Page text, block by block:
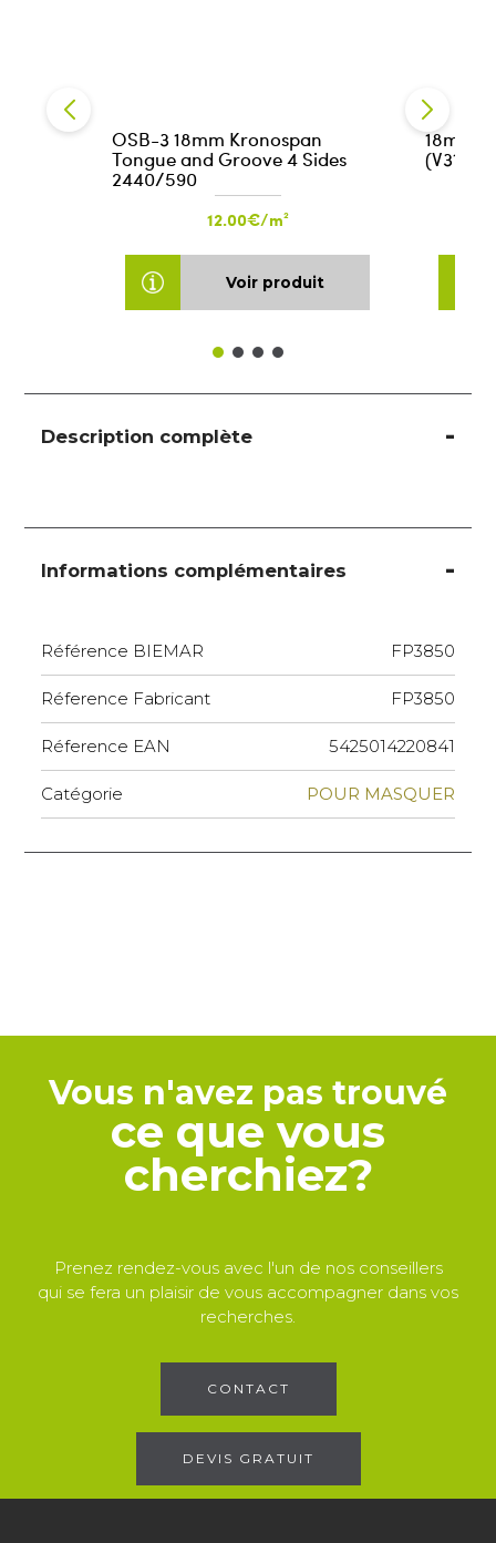
OSB-3 18mm Kronospan
Tongue and Groove 4 Sides
2440/590
12.00€/m²
Voir produit
18mm
(V313
Description complète
Informations complémentaires
Référence BIEMAR FP3850
Réference Fabricant FP3850
Réference EAN 5425014220841
Catégorie POUR MASQUER
Vous n'avez pas trouvé
ce que vous
cherchiez?
Prenez rendez-vous avec l'un de nos conseillers
qui se fera un plaisir de vous accompagner dans vos
recherches.
CONTACT
DEVIS GRATUIT